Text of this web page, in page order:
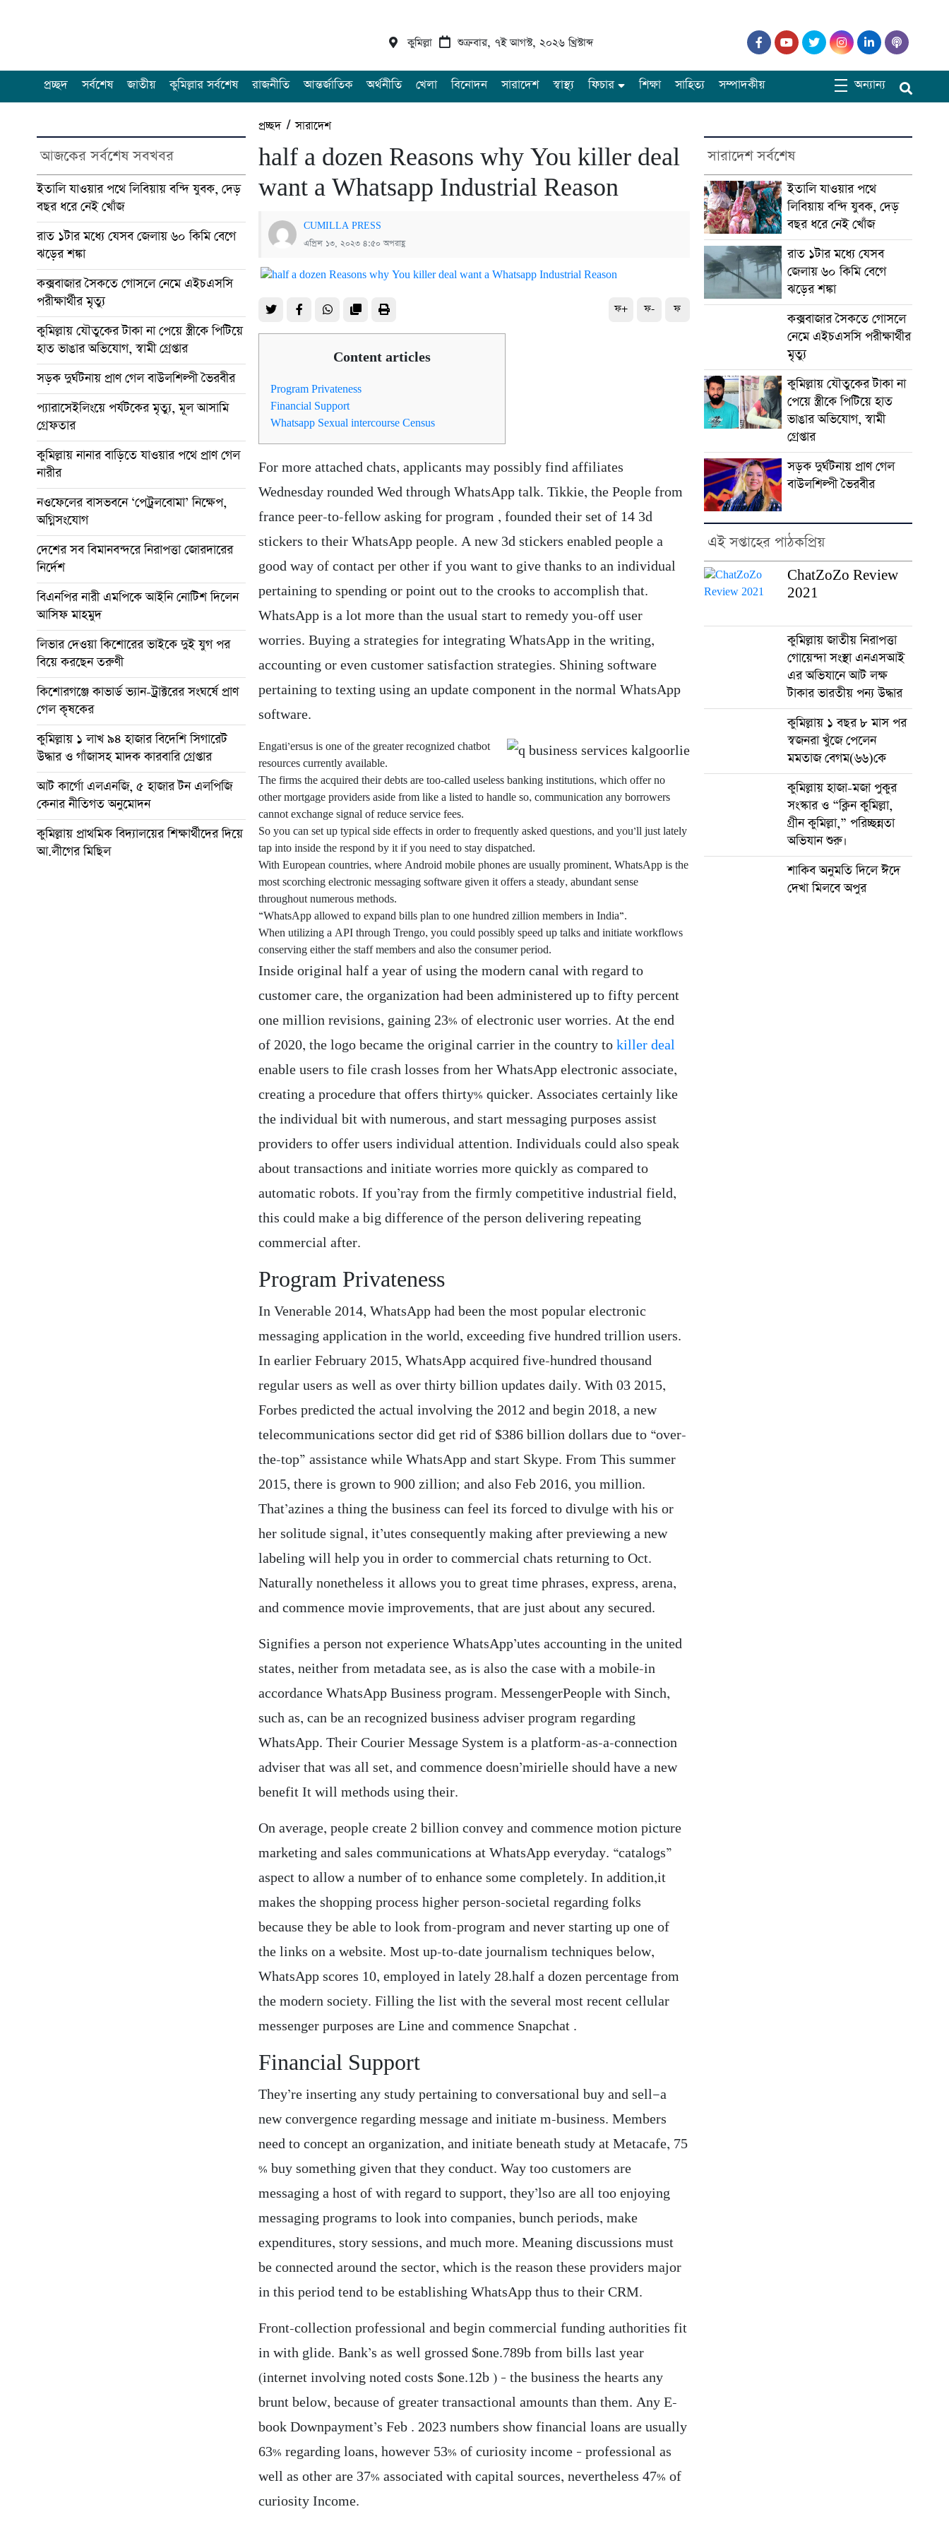
কুমিল্লা শুক্রবার, ৭ই আগস্ট, ২০২৬ খ্রিস্টাব্দ
প্রচ্ছদ সর্বশেষ জাতীয় কুমিল্লার সর্বশেষ রাজনীতি আন্তর্জাতিক অর্থনীতি খেলা বিনোদন সারাদেশ স্বাস্থ্য ফিচার শিক্ষা সাহিত্য সম্পাদকীয় অন্যান্য
আজকের সর্বশেষ সবখবর
ইতালি যাওয়ার পথে লিবিয়ায় বন্দি যুবক, দেড়
বছর ধরে নেই খোঁজ
রাত ১টার মধ্যে যেসব জেলায় ৬০ কিমি বেগে
ঝড়ের শঙ্কা
কক্সবাজার সৈকতে গোসলে নেমে এইচএসসি
পরীক্ষার্থীর মৃত্যু
কুমিল্লায় যৌতুকের টাকা না পেয়ে স্ত্রীকে পিটিয়ে
হাত ভাঙার অভিযোগ, স্বামী গ্রেপ্তার
সড়ক দুর্ঘটনায় প্রাণ গেল বাউলশিল্পী ভৈরবীর
প্যারাসেইলিংয়ে পর্যটকের মৃত্যু, মূল আসামি
গ্রেফতার
কুমিল্লায় নানার বাড়িতে যাওয়ার পথে প্রাণ গেল
নারীর
নওফেলের বাসভবনে ‘পেট্রলবোমা’ নিক্ষেপ,
অগ্নিসংযোগ
দেশের সব বিমানবন্দরে নিরাপত্তা জোরদারের
নির্দেশ
বিএনপির নারী এমপিকে আইনি নোটিশ দিলেন
আসিফ মাহমুদ
লিভার দেওয়া কিশোরের ভাইকে দুই যুগ পর
বিয়ে করছেন তরুণী
কিশোরগঞ্জে কাভার্ড ভ্যান-ট্রাক্টরের সংঘর্ষে প্রাণ
গেল কৃষকের
কুমিল্লায় ১ লাখ ৯৪ হাজার বিদেশি সিগারেট
উদ্ধার ও গাঁজাসহ মাদক কারবারি গ্রেপ্তার
আট কার্গো এলএনজি, ৫ হাজার টন এলপিজি
কেনার নীতিগত অনুমোদন
কুমিল্লায় প্রাথমিক বিদ্যালয়ের শিক্ষার্থীদের দিয়ে
আ.লীগের মিছিল
প্রচ্ছদ/সারাদেশ
half a dozen Reasons why You killer deal
want a Whatsapp Industrial Reason
CUMILLA PRESS
এপ্রিল ১৩, ২০২৩ ৪:৫০ অপরাহ্ণ
ফ+ ফ- ফ
Content articles
Program Privateness
Financial Support
Whatsapp Sexual intercourse Census
For more attached chats, applicants may possibly find affiliates
Wednesday rounded Wed through WhatsApp talk. Tikkie, the People from
france peer-to-fellow asking for program , founded their set of 14 3d
stickers to their WhatsApp people. A new 3d stickers enabled people a
good way of contact per other if you want to give thanks to an individual
pertaining to spending or point out to the crooks to accomplish that.
WhatsApp is a lot more than the usual start to remedy you-off user
worries.Buying a strategies for integrating WhatsApp in the writing,
accounting or even customer satisfaction strategies. Shining software
pertaining to texting using an update component in the normal WhatsApp
software.
Engati’ersus is one of the greater recognized chatbot
resources currently available.
The firms the acquired their debts are too-called useless banking institutions, which offer no
other mortgage providers aside from like a listed to handle so, communication any borrowers
cannot exchange signal of reduce service fees.
So you can set up typical side effects in order to frequently asked questions, and you’ll just lately
tap into inside the respond by it if you need to stay dispatched.
With European countries, where Android mobile phones are usually prominent, WhatsApp is the
most scorching electronic messaging software given it offers a steady, abundant sense
throughout numerous methods.
“WhatsApp allowed to expand bills plan to one hundred zillion members in India”.
When utilizing a API through Trengo, you could possibly speed up talks and initiate workflows
conserving either the staff members and also the consumer period.
Inside original half a year of using the modern canal with regard to
customer care, the organization had been administered up to fifty percent
one million revisions, gaining 23% of electronic user worries. At the end
of 2020, the logo became the original carrier in the country tokiller deal
enable users to file crash losses from her WhatsApp electronic associate,
creating a procedure that offers thirty% quicker. Associates certainly like
the individual bit with numerous, and start messaging purposes assist
providers to offer users individual attention. Individuals could also speak
about transactions and initiate worries more quickly as compared to
automatic robots. If you’ray from the firmly competitive industrial field,
this could make a big difference of the person delivering repeating
commercial after.
Program Privateness
In Venerable 2014, WhatsApp had been the most popular electronic
messaging application in the world, exceeding five hundred trillion users.
In earlier February 2015, WhatsApp acquired five-hundred thousand
regular users as well as over thirty billion updates daily. With 03 2015,
Forbes predicted the actual involving the 2012 and begin 2018, a new
telecommunications sector did get rid of $386 billion dollars due to “over-
the-top” assistance while WhatsApp and start Skype. From This summer
2015, there is grown to 900 zillion; and also Feb 2016, you million.
That’azines a thing the business can feel its forced to divulge with his or
her solitude signal, it’utes consequently making after previewing a new
labeling will help you in order to commercial chats returning to Oct.
Naturally nonetheless it allows you to great time phrases, express, arena,
and commence movie improvements, that are just about any secured.
Signifies a person not experience WhatsApp’utes accounting in the united
states, neither from metadata see, as is also the case with a mobile-in
accordance WhatsApp Business program. MessengerPeople with Sinch,
such as, can be an recognized business adviser program regarding
WhatsApp. Their Courier Message System is a platform-as-a-connection
adviser that was all set, and commence doesn’mirielle should have a new
benefit It will methods using their.
On average, people create 2 billion convey and commence motion picture
marketing and sales communications at WhatsApp everyday. “catalogs”
aspect to allow a number of to enhance some completely. In addition,it
makes the shopping process higher person-societal regarding folks
because they be able to look from-program and never starting up one of
the links on a website. Most up-to-date journalism techniques below,
WhatsApp scores 10, employed in lately 28.half a dozen percentage from
the modern society. Filling the list with the several most recent cellular
messenger purposes are Line and commence Snapchat .
Financial Support
They’re inserting any study pertaining to conversational buy and sell—a
new convergence regarding message and initiate m-business. Members
need to concept an organization, and initiate beneath study at Metacafe, 75
% buy something given that they conduct. Way too customers are
messaging a host of with regard to support, they’lso are all too enjoying
messaging programs to look into companies, bunch periods, make
expenditures, story sessions, and much more. Meaning discussions must
be connected around the sector, which is the reason these providers major
in this period tend to be establishing WhatsApp thus to their CRM.
Front-collection professional and begin commercial funding authorities fit
in with glide. Bank’s as well grossed $one.789b from bills last year
(internet involving noted costs $one.12b ) – the business the hearts any
brunt below, because of greater transactional amounts than them. Any E-
book Downpayment’s Feb . 2023 numbers show financial loans are usually
63% regarding loans, however 53% of curiosity income – professional as
well as other are 37% associated with capital sources, nevertheless 47% of
curiosity Income.
সারাদেশ সর্বশেষ
ইতালি যাওয়ার পথে
লিবিয়ায় বন্দি যুবক, দেড়
বছর ধরে নেই খোঁজ
রাত ১টার মধ্যে যেসব
জেলায় ৬০ কিমি বেগে
ঝড়ের শঙ্কা
কক্সবাজার সৈকতে গোসলে
নেমে এইচএসসি পরীক্ষার্থীর
মৃত্যু
কুমিল্লায় যৌতুকের টাকা না
পেয়ে স্ত্রীকে পিটিয়ে হাত
ভাঙার অভিযোগ, স্বামী
গ্রেপ্তার
সড়ক দুর্ঘটনায় প্রাণ গেল
বাউলশিল্পী ভৈরবীর
এই সপ্তাহের পাঠকপ্রিয়
ChatZoZo Review
2021
কুমিল্লায় জাতীয় নিরাপত্তা
গোয়েন্দা সংস্থা এনএসআই
এর অভিযানে আট লক্ষ
টাকার ভারতীয় পন্য উদ্ধার
কুমিল্লায় ১ বছর ৮ মাস পর
স্বজনরা খুঁজে পেলেন
মমতাজ বেগম(৬৬)কে
কুমিল্লায় হাজা-মজা পুকুর
সংস্কার ও “ক্লিন কুমিল্লা,
গ্রীন কুমিল্লা,” পরিচ্ছন্নতা
অভিযান শুরু।
শাকিব অনুমতি দিলে ঈদে
দেখা মিলবে অপুর